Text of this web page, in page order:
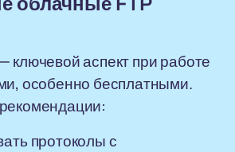
ключевой аспект при работе
особенно бесплатными.
протоколы с